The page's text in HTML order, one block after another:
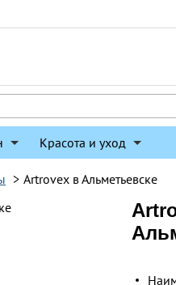
Красота и уход
> Artrovex в Альметьевске